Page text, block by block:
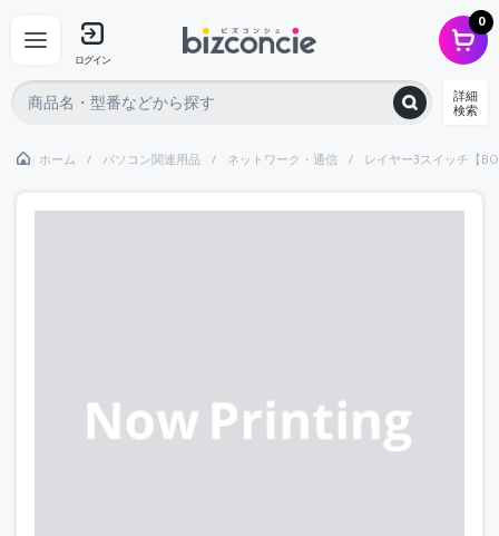
ログイン
0
詳細
検索
ホーム パソコン関連用品 ネットワーク・通信 レイヤー3スイッチ【